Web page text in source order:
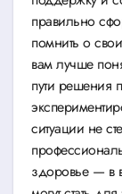
правильно
помнить о
вам лучше
пути решения
ситуации не
здоровье — в